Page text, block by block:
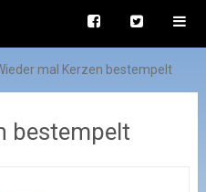
mal Kerzen bestempelt
bestempelt